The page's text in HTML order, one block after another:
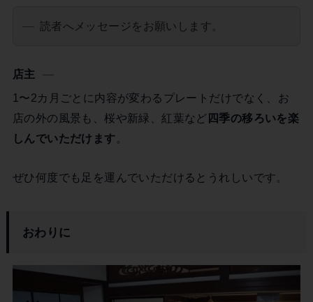
読者へメッセージをお願いします。
店主
1〜2カ月ごとに内容が変わるプレートだけでなく、お
店の外の風景も、桜や新緑、紅葉など 四季の移ろいを楽
しんでいただけます。
ぜひ何度でも足を運んでいただけるとうれしいです。
おわりに